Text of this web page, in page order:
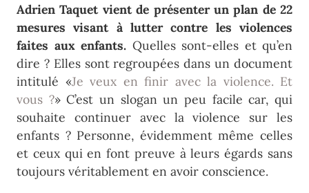
Adrien Taquet vient de présenter un plan de 22
mesures visant à lutter contre les violences
faites aux enfants. Quelles sont-elles et qu’en
dire ? Elles sont regroupées dans un document
intitulé «Je veux en finir avec la violence. Et
vous ?» C’est un slogan un peu facile car, qui
souhaite continuer avec la violence sur les
enfants ? Personne, évidemment même celles
et ceux qui en font preuve à leurs égards sans
toujours véritablement en avoir conscience.